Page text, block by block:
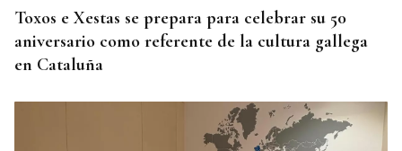
Toxos e Xestas se prepara para celebrar su 50
aniversario como referente de la cultura gallega
en Cataluña